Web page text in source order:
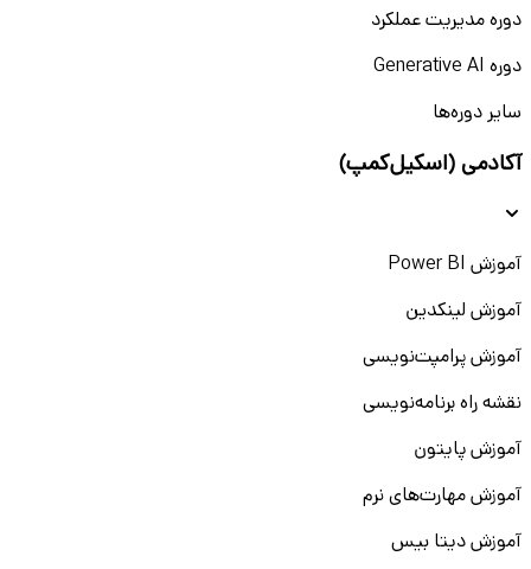
دوره مدیریت عملکرد
دوره Generative AI
سایر دوره‌ها
آکادمی (اسکیل‌کمپ)
آموزش Power BI
آموزش لینکدین
آموزش پرامپت‌نویسی
نقشه راه برنامه‌نویسی
آموزش پایتون
آموزش مهارت‌های نرم
آموزش دیتا بیس